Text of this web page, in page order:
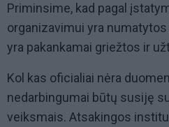
Priminsime, kad pagal
organizavimui yra
yra pakankamai griežtos ir
Kol kas oficialiai nėra
nedarbingumai būtų susiję
veiksmais. Atsakingos